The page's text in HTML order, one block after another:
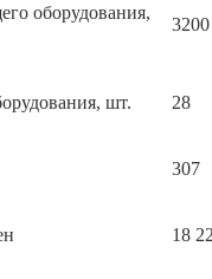
оборудования,
3200
шт. 28
307
18